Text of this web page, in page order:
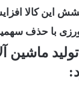
این کالا
سهمیه‌بندی و